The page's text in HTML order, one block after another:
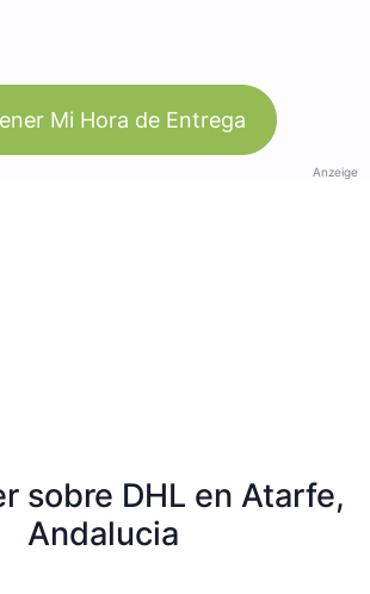
Mi Hora de Entrega
Anzeige
sobre DHL en Atarfe,
Andalucia